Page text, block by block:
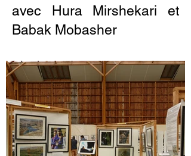
avec Hura Mirshekari et
Babak Mobasher